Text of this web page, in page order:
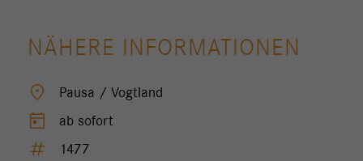
NÄHERE INFORMATIONEN
location_on Pausa / Vogtland
today ab sofort
tag 1477